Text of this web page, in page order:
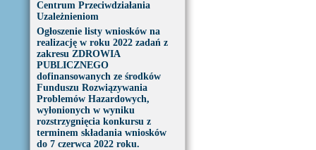
Centrum Przeciwdziałania
Uzależnieniom
Ogłoszenie listy wniosków na
realizację w roku 2022 zadań z
zakresu ZDROWIA
PUBLICZNEGO
dofinansowanych ze środków
Funduszu Rozwiązywania
Problemów Hazardowych,
wyłonionych w wyniku
rozstrzygnięcia konkursu z
terminem składania wniosków
do 7 czerwca 2022 roku.